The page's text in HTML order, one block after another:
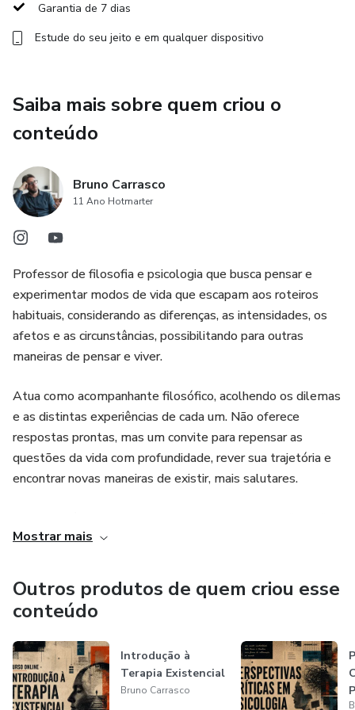
uma prática filosófica voltada para a invenção de si e para a
Temas abordados:
-O "eu" enquanto produção
-Filosofia como criação
-Cartografia experimental
Duração total: 3 horas
Garantia de 7 dias
Estude do seu jeito e em qualquer dispositivo
Saiba mais sobre quem criou o
conteúdo
Bruno Carrasco
11 Ano Hotmarter
Professor de filosofia e psicologia que busca pensar e
experimentar modos de vida que escapam aos roteiros
habituais, considerando as diferenças, as intensidades, os
afetos e as circunstâncias, possibilitando para outras
maneiras de pensar e viver.
Atua como acompanhante filosófico, acolhendo os dilemas
e as distintas experiências de cada um. Não oferece
respostas prontas, mas um convite para repensar as
questões da vida com profundidade, rever sua trajetória e
encontrar novas maneiras de existir, mais salutares.
ciências humanas, integrando sensibilidades para se
cada pessoa, considerando suas peculiaridades. Embasa
sua prática numa escuta atenta e na reflexão filosófica.
Graduado em Psicologia, licenciado em Filosofia e
Pedagogia, pós-graduado em Ensino de Filosofia,
Fenomenologia Existencial e Aconselhamento Filosófico.
Nos últimos anos tem se dedicado a estudar sobre o
Mostrar mais
Outros produtos de quem criou esse
conteúdo
Introdução à
Terapia Existencial
Bruno Carrasco